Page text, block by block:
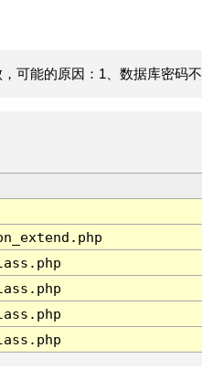
可能的原因：1、数据库密码